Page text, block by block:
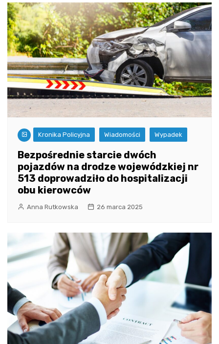
Kronika Policyjna Wiadomości Wypadek
Bezpośrednie starcie dwóch
pojazdów na drodze wojewódzkiej nr
513 doprowadziło do hospitalizacji
obu kierowców
Anna Rutkowska 26 marca 2025